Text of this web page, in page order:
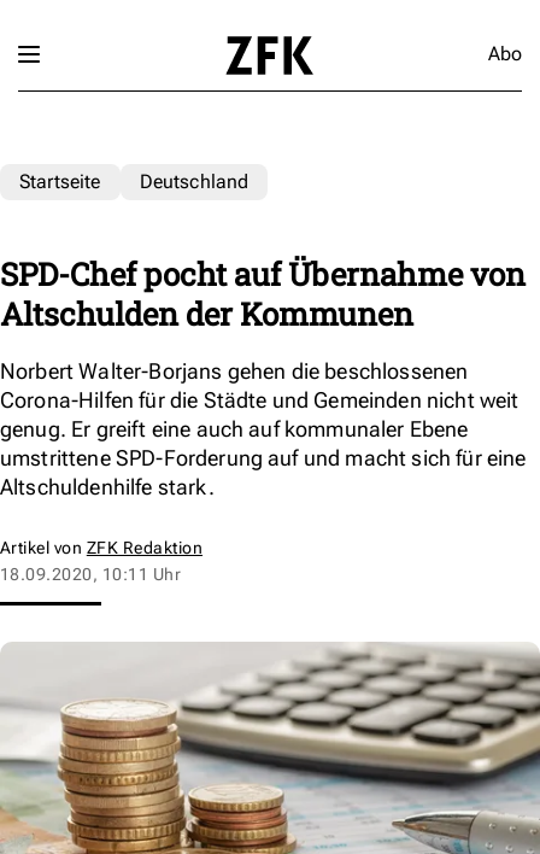
Abo
Startseite Deutschland
SPD-Chef pocht auf Übernahme von
Altschulden der Kommunen
Norbert Walter-Borjans gehen die beschlossenen
Corona-Hilfen für die Städte und Gemeinden nicht weit
genug. Er greift eine auch auf kommunaler Ebene
umstrittene SPD-Forderung auf und macht sich für eine
Altschuldenhilfe stark.
Artikel von ZFK Redaktion
18.09.2020, 10:11 Uhr